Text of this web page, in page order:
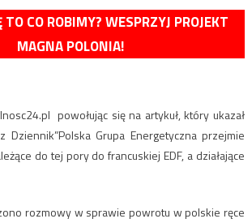
TO CO ROBIMY? WESPRZYJ PROJEKT
MAGNA POLONIA!
powołując się na artykuł, który ukazał
Grupa Energetyczna przejmie
do tej pory do francuskiej EDF, a działające
rozmowy w sprawie powrotu w polskie ręce